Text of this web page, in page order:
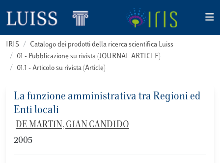
IRIS
Catalogo dei prodotti della ricerca scientifica Luiss
01 - Pubblicazione su rivista (JOURNAL ARTICLE)
01.1 - Articolo su rivista (Article)
La funzione amministrativa tra Regioni ed
Enti locali
DE MARTIN, GIAN CANDIDO
2005